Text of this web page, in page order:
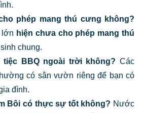
phép mang thú cưng không?
lớn hiện chưa cho phép mang thú
chung.
BBQ ngoài trời không? Các
có sân vườn riêng để bạn có
đình.
Bôi có thực sự tốt không? Nước